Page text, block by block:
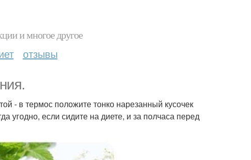
и многое другое
отзывы
- в термос положите тонко нарезанный кусочек
угодно, если сидите на диете, и за полчаса перед